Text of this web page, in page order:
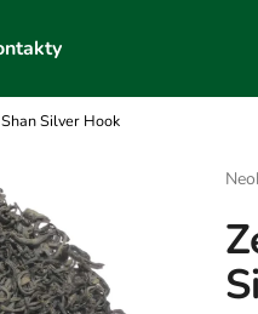
Silver Hook
je
0,0
z
HLEDAT